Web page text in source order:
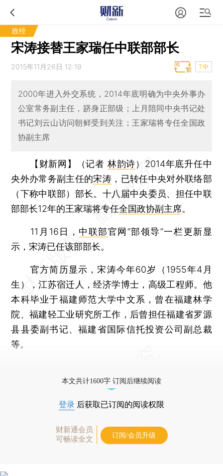
政经
宋涛接替王家瑞任中联部部长
2015年11月26日 12:19 T中
2000年进入外交系统，2014年底明确为中央外事办
公室常务副主任，跻身正部级；上月陪同中央书记处
书记刘云山访问朝鲜受到关注；王家瑞将专任全国政
协副主席
【财新网】（记者 林韵诗） 2014年底升任中
央外办常务副主任的宋涛 ，已转任中央对外联络部
（下称中联部）部长。十八届中央委员、担任中联
部部长12年的王家瑞将专任全国政协副主席。
11月16日， 中联部官网“部领导”一栏更新显
示，宋涛已任该部部长。
官方简历显示，宋涛今年60岁（1955年4月
生），江苏宿迁人，经济学博士，高级工程师。他
本科毕业于福建师范大学中文系，曾在福建林学
院、福建轻工业研究所工作，后曾担任福建省罗源
县县委副书记、福建省国际信托投资公司副总裁
等。
本文共计1600字 订阅后继续阅读
登录 后获取已订阅的阅读权限
财新通会员
可畅读全文
订阅/会员升级